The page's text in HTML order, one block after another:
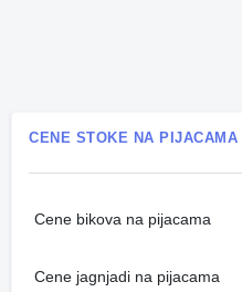
CENE STOKE NA PIJACAMA
Cene bikova na pijacama
Cene jagnjadi na pijacama